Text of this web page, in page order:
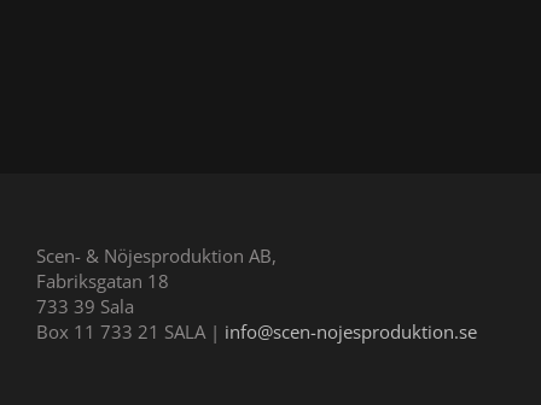
Scen- & Nöjesproduktion AB,
Fabriksgatan 18
733 39 Sala
Box 11 733 21 SALA | info@scen-nojesproduktion.se